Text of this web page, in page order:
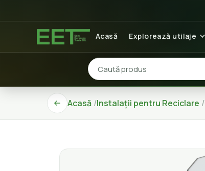
Acasă Explorează utilaje
Acasă Instalații pentru Reciclare